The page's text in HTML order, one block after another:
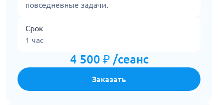
повседневные задачи.
Срок
1 час
4 500 ₽ /сеанс
Заказать